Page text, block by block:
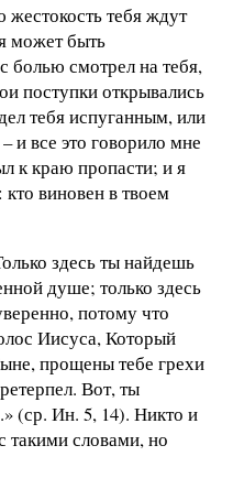
тебя ждут
может быть
болью смотрел на тебя,
поступки открывались
тебя испуганным, или
все это говорило мне
к краю пропасти; и я
виновен в твоем
здесь ты найдешь
душе; только здесь
потому что
Иисуса, Который
прощены тебе грехи
Вот, ты
(ср. Ин. 5, 14). Никто и
такими словами, но